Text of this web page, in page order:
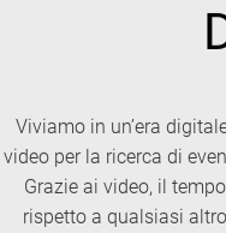
Viviamo in un’era
video per la ricerca di
Grazie ai video, il
rispetto a qualsiasi